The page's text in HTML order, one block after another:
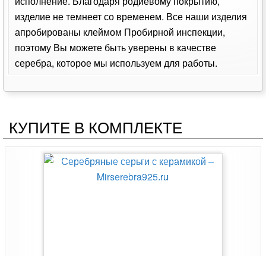
изделие не темнеет со временем. Все наши изделия
апробированы клеймом Пробирной инспекции,
поэтому Вы можете быть уверены в качестве
серебра, которое мы используем для работы.
КУПИТЕ В КОМПЛЕКТЕ